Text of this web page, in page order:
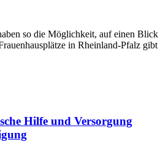
so die Möglichkeit, auf einen Blick
in Rheinland-Pfalz gibt
Hilfe und Versorgung